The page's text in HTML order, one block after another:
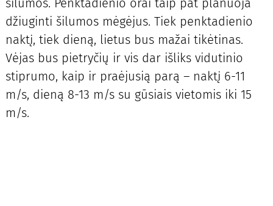
šilumos. Penktadienio orai taip pat planuoja
džiuginti šilumos mėgėjus. Tiek penktadienio
naktį, tiek dieną, lietus bus mažai tikėtinas.
Vėjas bus pietryčių ir vis dar išliks vidutinio
stiprumo, kaip ir praėjusią parą – naktį 6-11
m/s, dieną 8-13 m/s su gūsiais vietomis iki 15
m/s.